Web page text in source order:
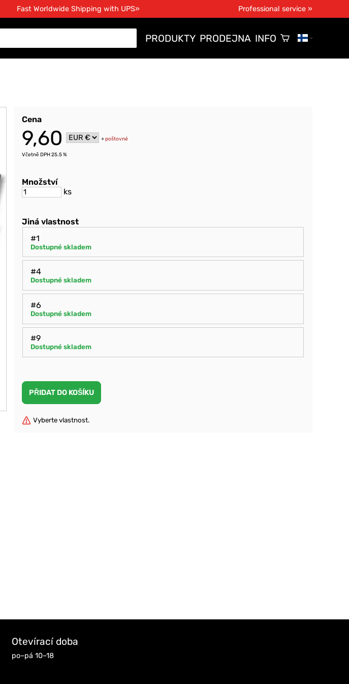
Fast Worldwide Shipping with UPS» Professional service »
PRODUKTY PRODEJNA INFO
Cena
9,60 +poštovné
Včetně DPH 25.5 %
Množství
ks
Jiná vlastnost
#1
Dostupné skladem
#4
Dostupné skladem
#6
Dostupné skladem
#9
Dostupné skladem
Vyberte vlastnost.
Otevírací doba
po–pá 10–18